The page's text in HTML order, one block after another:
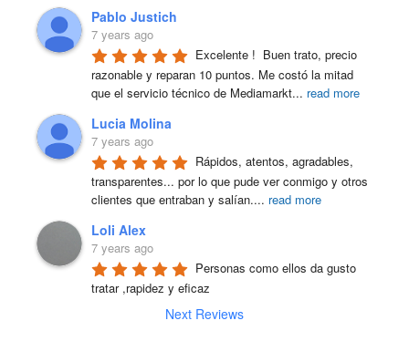
Pablo Justich
7 years ago
Excelente !  Buen trato, precio
razonable y reparan 10 puntos. Me costó la mitad
que el servicio técnico de Mediamarkt... read more
Lucia Molina
7 years ago
Rápidos, atentos, agradables,
transparentes... por lo que pude ver conmigo y otros
clientes que entraban y salían.... read more
Loli Alex
7 years ago
Personas como ellos da gusto
tratar ,rapidez y eficaz
Next Reviews